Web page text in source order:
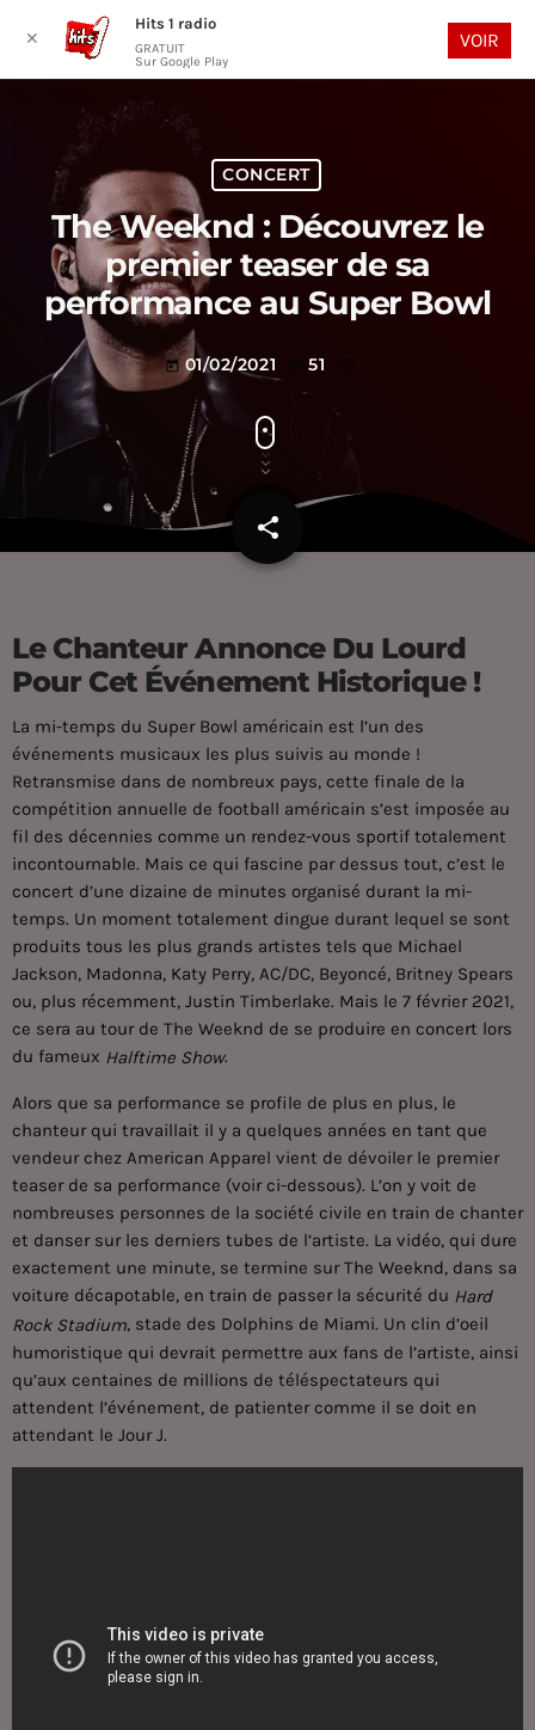
play_arrow
CONCERT
The Weeknd : Découvrez le
premier teaser de sa
performance au Super Bowl
today 01/02/2021 51
share
email
Le Chanteur Annonce Du Lourd
Pour Cet Événement Historique !
La mi-temps du Super Bowl américain est l’un des
événements musicaux les plus suivis au monde !
Retransmise dans de nombreux pays, cette finale de la
compétition annuelle de football américain s’est imposée au
fil des décennies comme un rendez-vous sportif totalement
incontournable. Mais ce qui fascine par dessus tout, c’est le
concert d’une dizaine de minutes organisé durant la mi-
temps. Un moment totalement dingue durant lequel se sont
produits tous les plus grands artistes tels que Michael
Jackson, Madonna, Katy Perry, AC/DC, Beyoncé, Britney Spears
ou, plus récemment, Justin Timberlake. Mais le 7 février 2021,
ce sera au tour de The Weeknd de se produire en concert lors
du fameux Halftime Show.
Alors que sa performance se profile de plus en plus, le
chanteur qui travaillait il y a quelques années en tant que
vendeur chez American Apparel vient de dévoiler le premier
teaser de sa performance (voir ci-dessous). L’on y voit de
nombreuses personnes de la société civile en train de chanter
et danser sur les derniers tubes de l’artiste. La vidéo, qui dure
exactement une minute, se termine surThe Weeknd, dans sa
voiture décapotable, en train de passer la sécurité du Hard
Rock Stadium, stade des Dolphins de Miami. Un clin d’oeil
humoristique qui devrait permettre aux fans de l’artiste, ainsi
qu’aux centaines de millions de téléspectateurs qui
attendent l’événement, de patienter comme il se doit en
attendant le Jour J.
✕
Hits 1 radio
GRATUIT
Sur Google Play
VOIR